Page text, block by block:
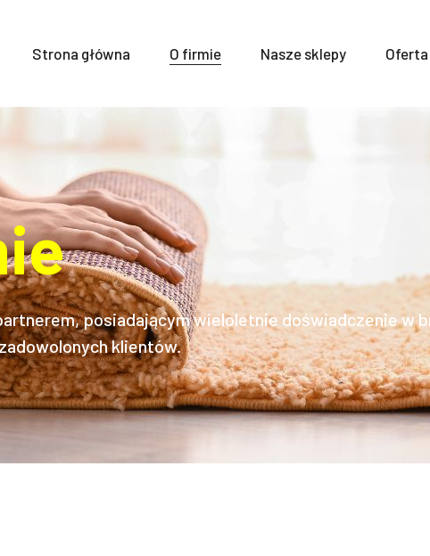
Strona główna O firmie Nasze sklepy Oferta
posiadającym wieloletnie doświadczenie w
klientów.